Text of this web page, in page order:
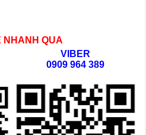
NHANH QUA
VIBER
0909 964 389